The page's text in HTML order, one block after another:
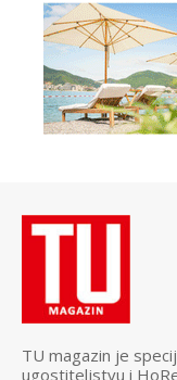
TU magazin je
ugostiteljstvu i